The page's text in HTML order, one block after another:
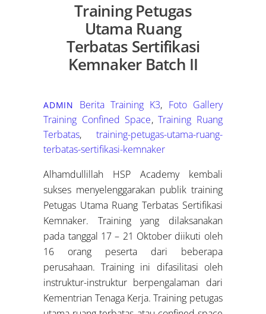
Training Petugas
Utama Ruang
Terbatas Sertifikasi
Kemnaker Batch II
ADMIN Berita Training K3, Foto Gallery
Training Confined Space,Training Ruang
Terbatas, training-petugas-utama-ruang-
terbatas-sertifikasi-kemnaker
Alhamdullillah HSP Academy kembali
sukses menyelenggarakan publik training
Petugas Utama Ruang Terbatas Sertifikasi
Kemnaker. Training yang dilaksanakan
pada tanggal 17 – 21 Oktober diikuti oleh
16 orang peserta dari beberapa
perusahaan. Training ini difasilitasi oleh
instruktur-instruktur berpengalaman dari
Kementrian Tenaga Kerja. Training petugas